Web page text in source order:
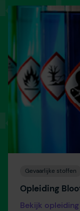
Gevaarlijke stoffen
Opleiding
Bekijk opleiding